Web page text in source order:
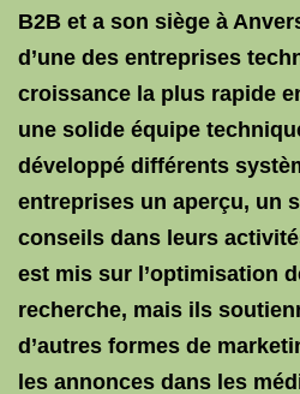
B2B et a son siège à
d’une des entreprises
croissance la plus rapide
une solide équipe
développé différents
entreprises un aperçu, un
conseils dans leurs
est mis sur l’optimisation
recherche, mais ils
d’autres formes de
les annonces dans les